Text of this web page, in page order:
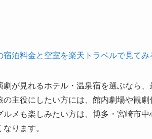
宿泊料金と空室を楽天トラベルで見てみ
劇が見れるホテル・温泉宿を選ぶなら
の主役にしたい方には、館内劇場や観
ルメも楽しみたい方は、博多・宮崎市
ります。